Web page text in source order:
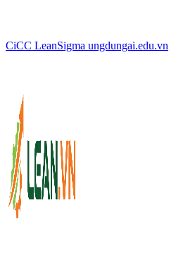
CiCC LeanSigma ungdungai.edu.vn